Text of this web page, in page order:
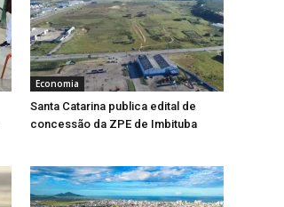
Economia
Santa Catarina publica edital de
concessão da ZPE de Imbituba